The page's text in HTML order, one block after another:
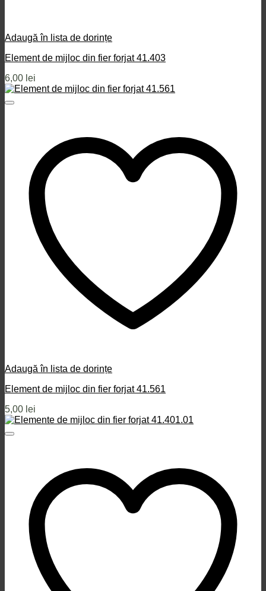
Adaugă în lista de dorințe
Element de mijloc din fier forjat 41.403
6,00 lei
Adaugă în lista de dorințe
Element de mijloc din fier forjat 41.561
5,00 lei